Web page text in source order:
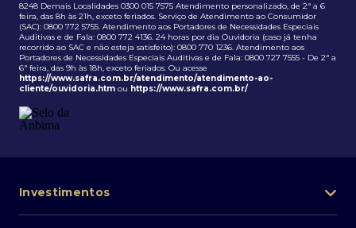
8248 Demais Localidades 0300 015 7575 Atendimento personalizado, de 2ª a 6
feira, das 8h às 21h, exceto feriados. Serviço de Atendimento ao Consumidor
(SAC): 0800 772 5755. Atendimento aos Portadores de Necessidades Especiais
Auditivas e de Fala: 0800 772 4136. 24 horas por dia Ouvidoria (caso já tenha
recorrido ao SAC e não esteja satisfeito): 0800 770 1236. Atendimento aos
Portadores de Necessidades Especiais Auditivas e de Fala: 0800 727 7555 - De 2ª a
6ª feira, das 9h às 18h, exceto feriados. Ou acesse
https://www.safra.com.br/atendimento/atendimento-ao-
cliente/ouvidoria.htm ou https://www.safra.com.br/
Investimentos